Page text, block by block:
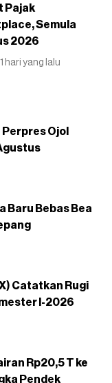
Pajak
Semula
2026
| 1 hari yang lalu
Ojol
Baru Bebas Bea
Catatkan Rugi
I-2026
Rp20,5 T ke
Pendek